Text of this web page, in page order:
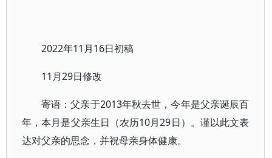
2022年11月16日初稿
11月29日修改
寄语：父亲于2013年秋去世，今年是父亲诞辰百
年，本月是父亲生日（农历10月29日）。谨以此文表
达对父亲的思念，并祝母亲身体健康。